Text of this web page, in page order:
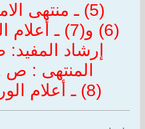
(5) ـ منتهى الامال: ص 243.
المنتهى : ص 201 ـ 208.
(8) ـ أعلام الورى: ص 366.